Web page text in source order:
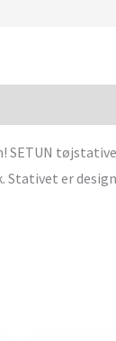
SETUN
Stativet er